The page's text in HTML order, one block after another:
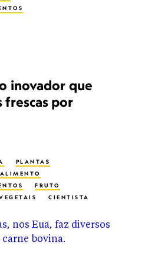
inovador que
frescas por
PLANTAS
ALIMENTO
FRUTO
CIENTISTA